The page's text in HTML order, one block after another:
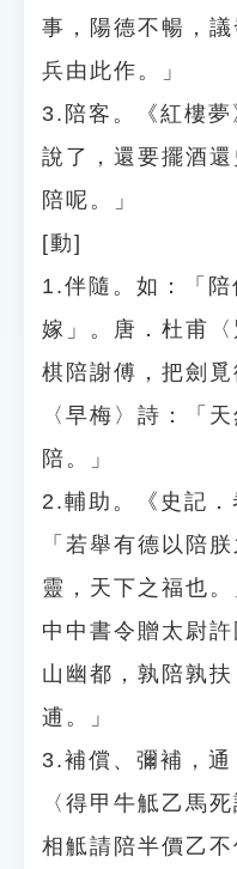
事，陽德不暢，議
兵由此作。」
3.陪客。《紅樓
說了，還要擺酒
陪呢。」
[動]
1.伴隨。如：「
嫁」。唐．杜甫
棋陪謝傅，把劍
〈早梅〉詩：「
陪。」
2.輔助。《史記．
「若舉有德以陪
靈，天下之福也
中中書令贈太尉
山幽都，孰陪孰
逋。」
3.補償、彌補，
〈得甲牛觝乙馬
相觝請陪半價乙